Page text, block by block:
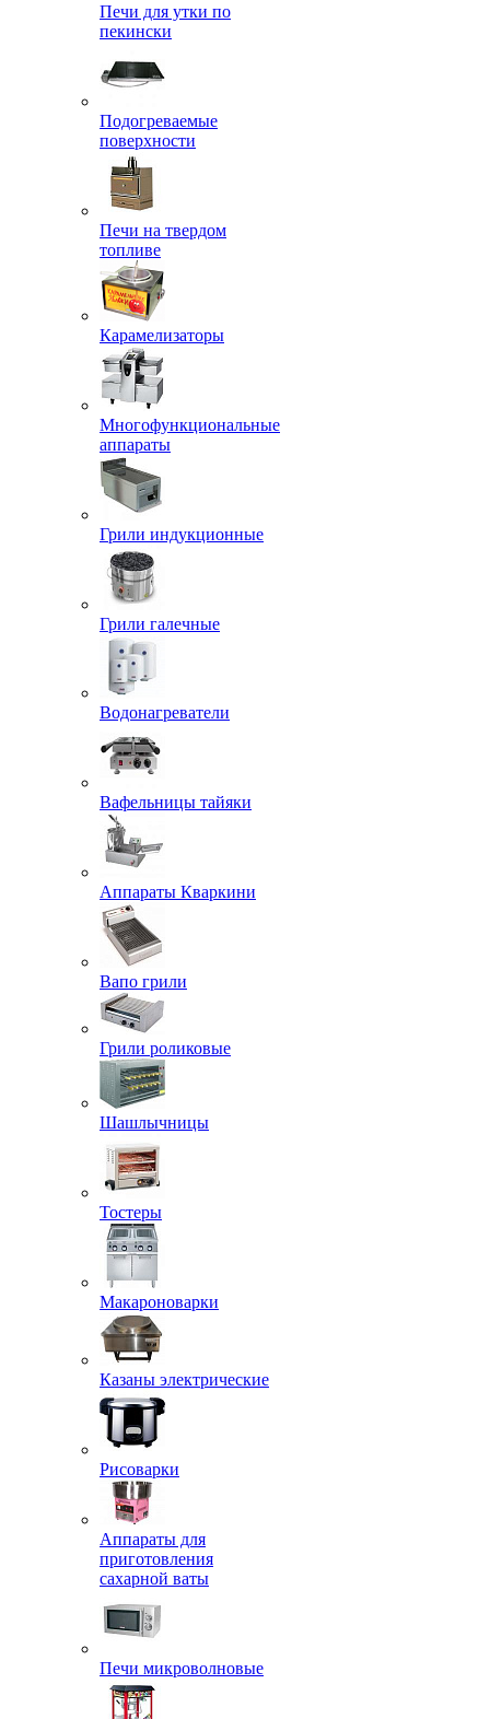
Печи для утки по
пекински
Подогреваемые
поверхности
Печи на твердом
топливе
Карамелизаторы
Многофункциональные
аппараты
Грили индукционные
Грили галечные
Водонагреватели
Вафельницы тайяки
Аппараты Кваркини
Вапо грили
Грили роликовые
Шашлычницы
Тостеры
Макароноварки
Казаны электрические
Рисоварки
Аппараты для
приготовления
сахарной ваты
Печи микроволновые